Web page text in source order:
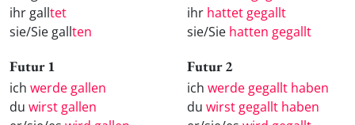
ihr galltet
sie/Sie gallten
ihr hattet gegallt
sie/Sie hatten gegallt
Futur 1
ich werde gallen
du wirst gallen
Futur 2
ich werde gegallt haben
du wirst gegallt haben